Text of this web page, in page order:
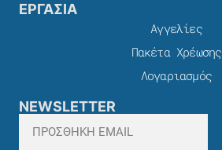
ΕΡΓΑΣΙΑ
Αγγελίες
Πακέτα Χρέωσης​
Λογαριασμός
NEWSLETTER